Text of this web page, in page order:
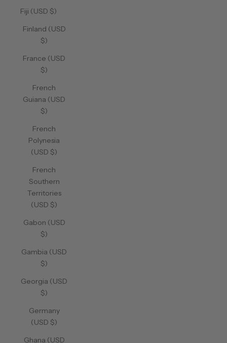
Fiji (USD $)
Finland (USD
$)
France (USD
$)
French
Guiana (USD
$)
French
Polynesia
(USD $)
French
Southern
Territories
(USD $)
Gabon (USD
$)
Gambia (USD
$)
Georgia (USD
$)
Germany
(USD $)
Ghana (USD